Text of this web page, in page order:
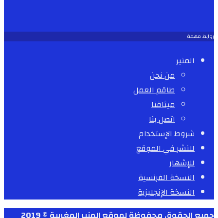
روابط مهمة
المنبر
من نحن
طاقم العمل
ميثاقنا
اتصل بنا
شروط الإستخدام
للنشر في الموقع
للإشهار
النسخة الفرنسية
النسخة الإنجليزية